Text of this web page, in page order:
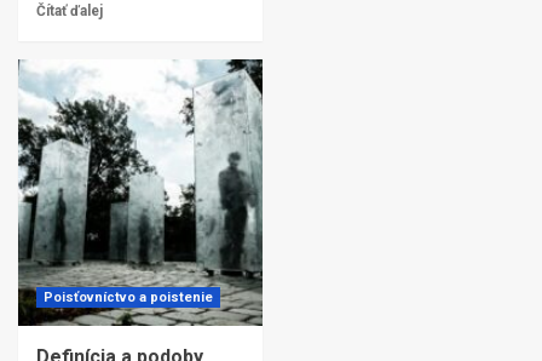
Čítať ďalej
Poisťovníctvo a poistenie